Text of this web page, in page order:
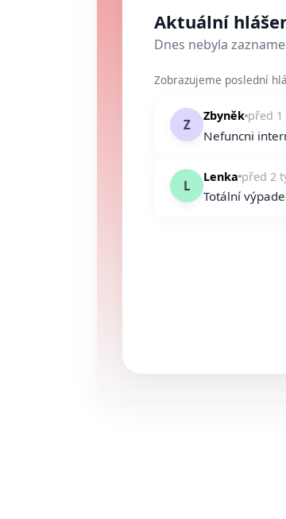
Aktuální
Dnes nebyla
Zobrazujeme poslední
Z
Zbyněk před
Nefuncni
L
Lenka před 2
Totální